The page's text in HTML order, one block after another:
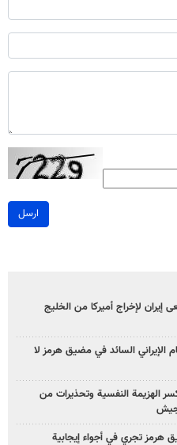
ارسل
إيران لإخراج أميركا من الخليج
السائد في مضيق هرمز لا
الهزيمة النفسية وتحذيرات من
تجري في أجواء إيجابية